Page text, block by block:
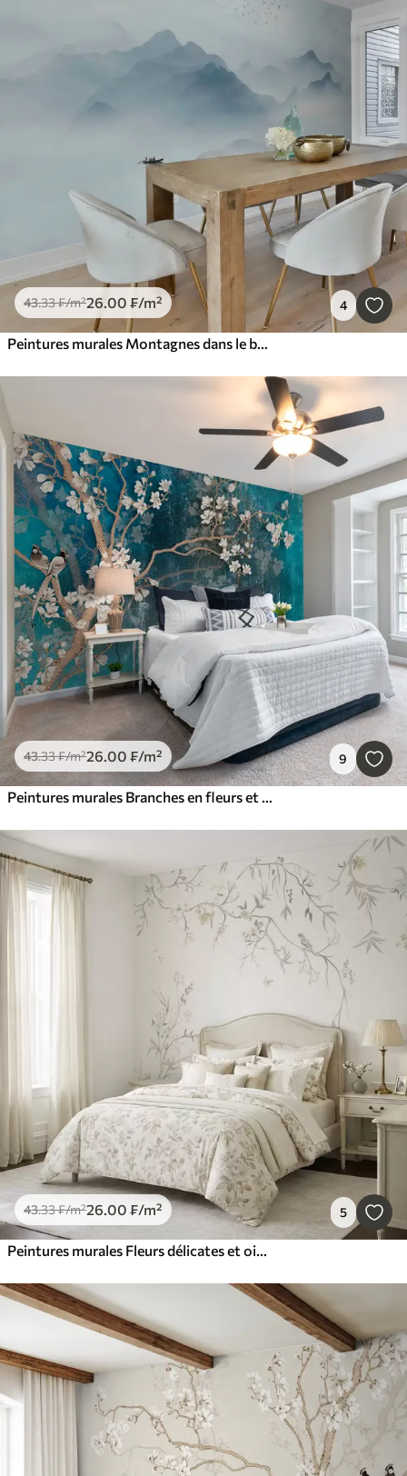
43.33₣/m²26.00 ₣/m² 4
Peintures murales Montagnes dans le brouillard
43.33₣/m²26.00 ₣/m² 9
Peintures murales Branches en fleurs et oiseaux
43.33₣/m²26.00 ₣/m² 5
Peintures murales Fleurs délicates et oiseaux sur fond craie